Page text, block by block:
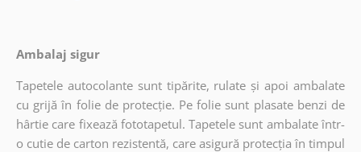
Ambalaj sigur
Tapetele autocolante sunt tipărite, rulate și apoi ambalate
cu grijă în folie de protecție. Pe folie sunt plasate benzi de
hârtie care fixează fototapetul. Tapetele sunt ambalate într-
o cutie de carton rezistentă, care asigură protecția în timpul